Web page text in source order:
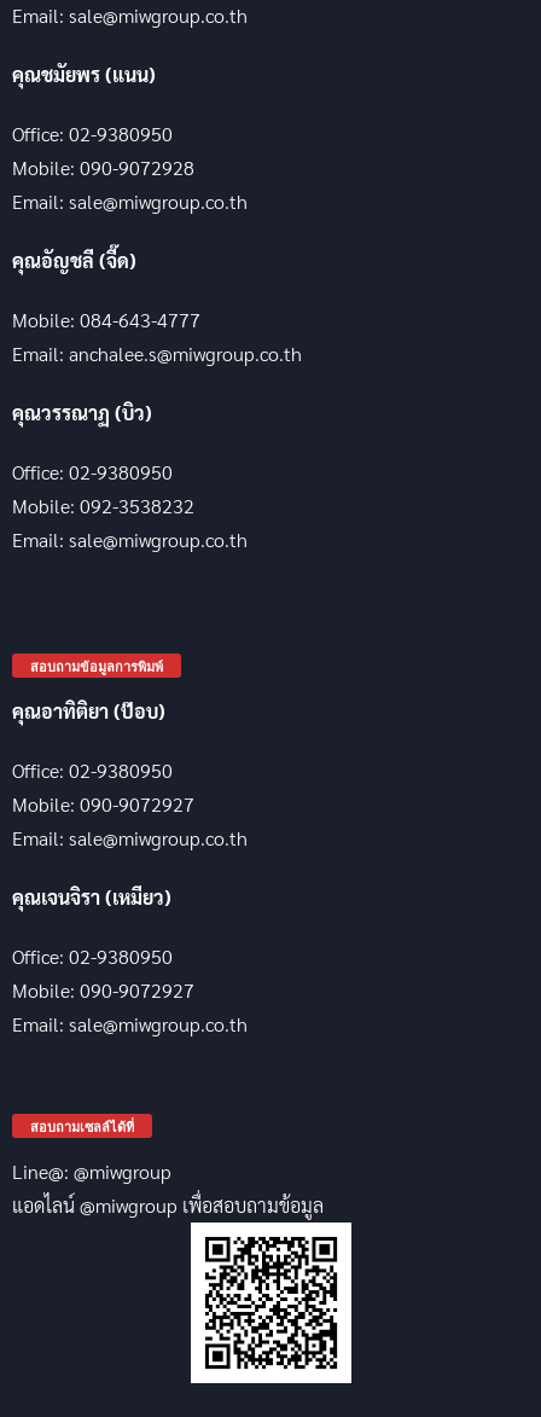
Email: sale@miwgroup.co.th
คุณชมัยพร (แนน)
Office: 02-9380950
Mobile: 090-9072928
Email: sale@miwgroup.co.th
คุณอัญชลี (จี๊ด)
Mobile: 084-643-4777
Email: anchalee.s@miwgroup.co.th
คุณวรรณาฏ (บิว)
Office: 02-9380950
Mobile: 092-3538232
Email: sale@miwgroup.co.th
สอบถามข้อมูลการพิมพ์
คุณอาทิติยา (ป๊อบ)
Office: 02-9380950
Mobile: 090-9072927
Email: sale@miwgroup.co.th
คุณเจนจิรา (เหมียว)
Office: 02-9380950
Mobile: 090-9072927
Email: sale@miwgroup.co.th
สอบถามเซลล์ได้ที่
Line@: @miwgroup
แอดไลน์ @miwgroup เพื่อสอบถามข้อมูล